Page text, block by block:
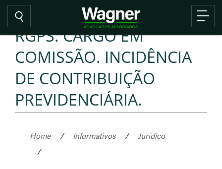
RGPS. CARGO EM
COMISSÃO. INCIDÊNCIA
DE CONTRIBUIÇÃO
PREVIDENCIÁRIA.
Home / Informativos /
Jurídico
/